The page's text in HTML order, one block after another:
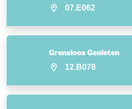
07.E062
Grensloos Genieten
12.B078